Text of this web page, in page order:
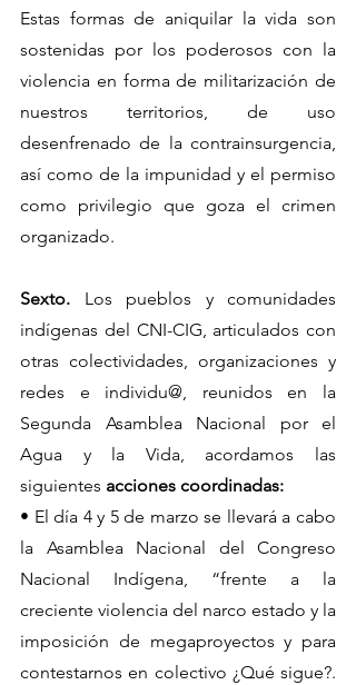
Estas formas de aniquilar la vida son
sostenidas por los poderosos con la
violencia en forma de militarización de
nuestros territorios, de uso
desenfrenado de la contrainsurgencia,
así como de la impunidad y el permiso
como privilegio que goza el crimen
organizado.
Sexto. Los pueblos y comunidades
indígenas del CNI-CIG, articulados con
otras colectividades, organizaciones y
redes e individu@, reunidos en la
Segunda Asamblea Nacional por el
Agua y la Vida, acordamos las
siguientes acciones coordinadas:
• El día 4 y 5 de marzo se llevará a cabo
la Asamblea Nacional del Congreso
Nacional Indígena, “frente a la
creciente violencia del narco estado y la
imposición de megaproyectos y para
contestarnos en colectivo ¿Qué sigue?.